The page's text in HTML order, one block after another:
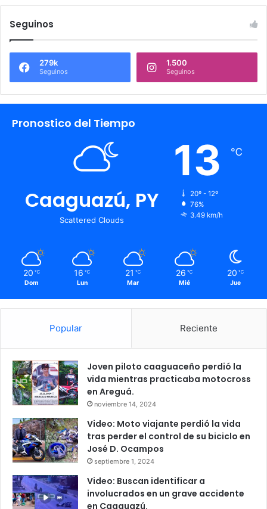
Seguinos
279k
Seguinos
1.500
Seguinos
Pronostico del Tiempo
Caaguazú, PY
Scattered Clouds
13 ℃
20º - 12º
76%
3.49 km/h
20 ℃
Dom
16 ℃
Lun
21 ℃
Mar
26 ℃
Mié
20 ℃
Jue
Popular Reciente
Joven piloto caaguaceño perdió la
vida mientras practicaba motocross
en Areguá.
noviembre 14, 2024
Video: Moto viajante perdió la vida
tras perder el control de su biciclo en
José D. Ocampos
septiembre 1, 2024
Video: Buscan identificar a
involucrados en un grave accidente
en Caaguazú.